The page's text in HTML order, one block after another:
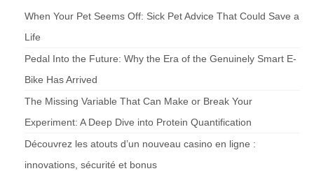
When Your Pet Seems Off: Sick Pet Advice That Could Save a
Life
Pedal Into the Future: Why the Era of the Genuinely Smart E-
Bike Has Arrived
The Missing Variable That Can Make or Break Your
Experiment: A Deep Dive into Protein Quantification
Découvrez les atouts d’un nouveau casino en ligne :
innovations, sécurité et bonus